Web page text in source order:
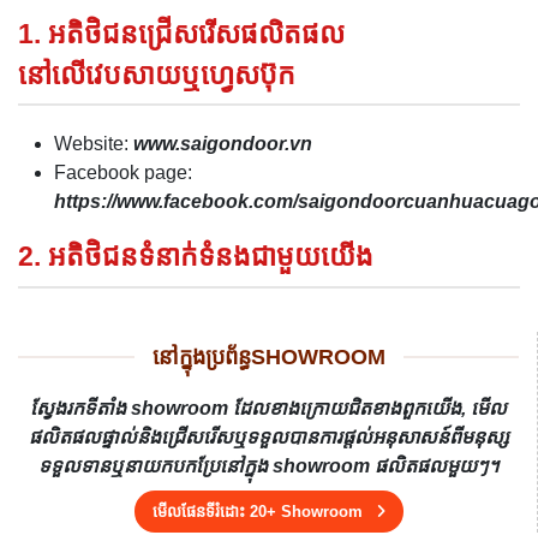
1. អតិថិជនជ្រើសរើសផលិតផល
នៅលើវេបសាយឬហ្វេសប៊ុក
Website: www.saigondoor.vn
Facebook page:
https://www.facebook.com/
2. អតិថិជនទំនាក់ទំនងជាមួយយើង
នៅក្នុងប្រព័ន្ធSHOWROOM
ស្វែងរកទីតាំង showroom ដែលខាងក្រោយជិតខាងពួកយើង, មើល
ផលិតផលផ្ទាល់និងជ្រើសរើសឬទទួលបានការផ្តល់អនុសាសន៍ពីមនុស្ស
ទទួលទានឬនាយកបកប្រែនៅក្នុង showroom ផលិតផលមួយៗ។
មើលផែនទីរំដោះ 20+ Showroom